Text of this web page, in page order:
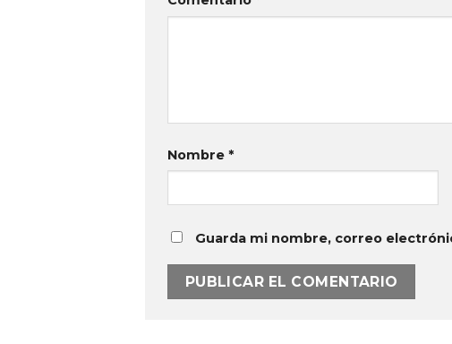
Nombre *
Guarda mi nombre, correo